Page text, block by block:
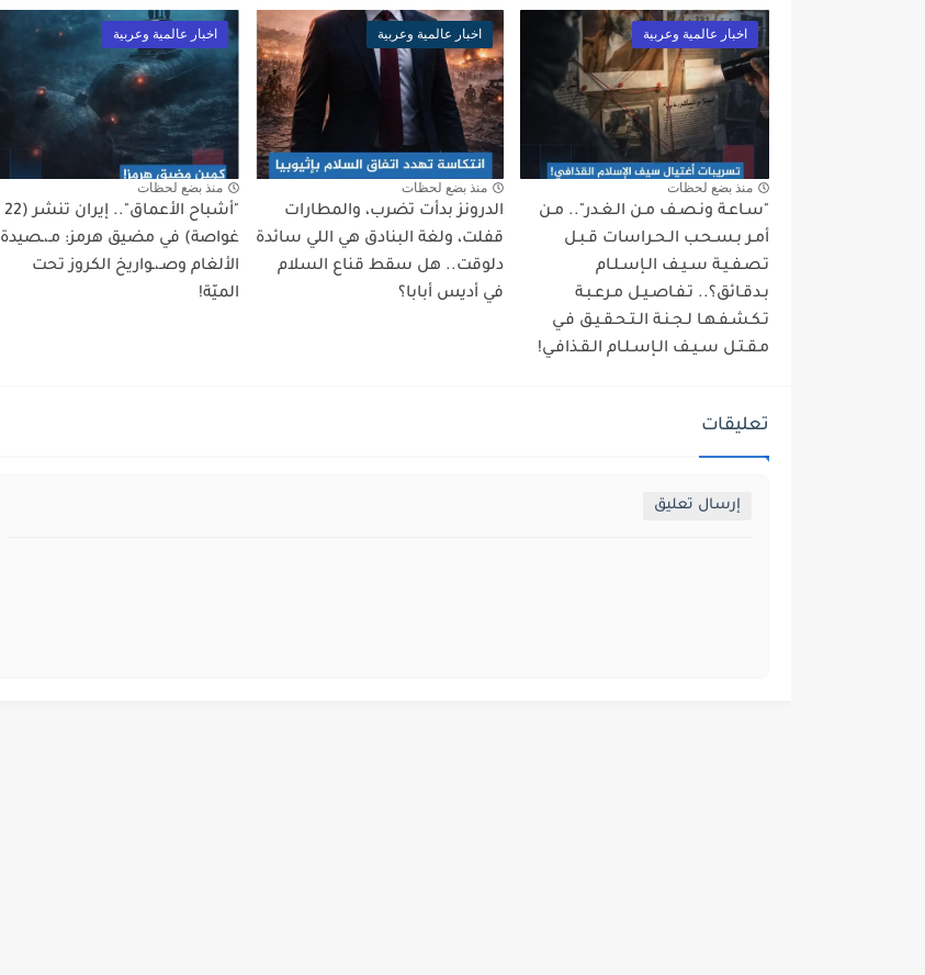
اخبار عالمية وعربية
منذ بضع لحظات
"سـاعـة ونـصـف مـن الـغـدر".. مـن
أمـر بـسـحـب الـحـراسات قـبـل
تـصـفـيـة سـيـف الـإسـلـام
بـدقـائق؟.. تـفـاصـيـل مـرعـبـة
تـكـشـفـهـا لـجـنـة الـتـحـقـيـق فـي
مـقـتـل سـيـف الـإسـلـام الـقـذافـي!
اخبار عالمية وعربية
منذ بضع لحظات
الدرونز بدأت تضرب، والمطارات
قفلت، ولغة البنادق هي اللي سائدة
دلوقت.. هل سقط قناع السلام
في أديس أبابا؟
اخبار عالمية وعربية
منذ بضع لحظات
"أشباح الأعماق".. إيران تنشر (22
غواصة) في مضيق هرمز: مـ،ـصيدة
الألغام وصـ،ـواريخ الكروز تحت
الميّة!
تعليقات
إرسال تعليق